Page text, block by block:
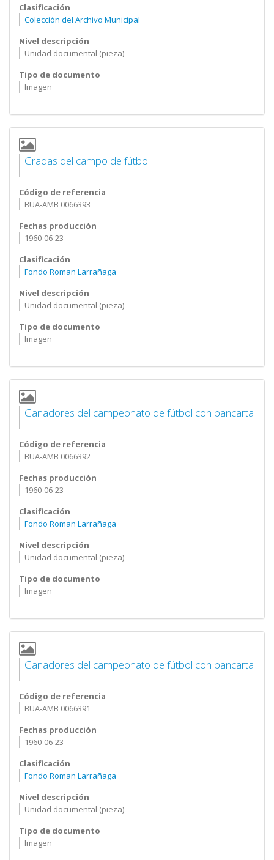
Clasificación
Colección del Archivo Municipal
Nivel descripción
Unidad documental (pieza)
Tipo de documento
Imagen
Gradas del campo de fútbol
Código de referencia
BUA-AMB 0066393
Fechas producción
1960-06-23
Clasificación
Fondo Roman Larrañaga
Nivel descripción
Unidad documental (pieza)
Tipo de documento
Imagen
Ganadores del campeonato de fútbol con pancarta
Código de referencia
BUA-AMB 0066392
Fechas producción
1960-06-23
Clasificación
Fondo Roman Larrañaga
Nivel descripción
Unidad documental (pieza)
Tipo de documento
Imagen
Ganadores del campeonato de fútbol con pancarta
Código de referencia
BUA-AMB 0066391
Fechas producción
1960-06-23
Clasificación
Fondo Roman Larrañaga
Nivel descripción
Unidad documental (pieza)
Tipo de documento
Imagen